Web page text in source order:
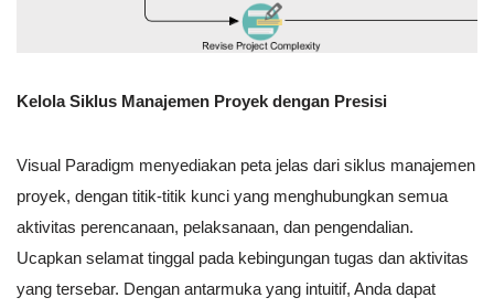
Kelola Siklus Manajemen Proyek dengan Presisi
Visual Paradigm menyediakan peta jelas dari siklus manajemen
proyek, dengan titik-titik kunci yang menghubungkan semua
aktivitas perencanaan, pelaksanaan, dan pengendalian.
Ucapkan selamat tinggal pada kebingungan tugas dan aktivitas
yang tersebar. Dengan antarmuka yang intuitif, Anda dapat